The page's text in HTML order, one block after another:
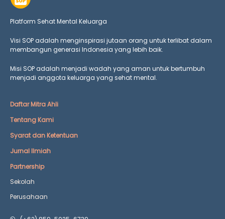
Platform Sehat Mental Keluarga
Visi SOP adalah menginspirasi jutaan orang untuk terlibat dalam
membangun generasi Indonesia yang lebih baik.
Misi SOP adalah menjadi wadah yang aman untuk bertumbuh
menjadi anggota keluarga yang sehat mental.
Daftar Mitra Ahli
Tentang Kami
Syarat dan Ketentuan
Jurnal Ilmiah
Partnership
Sekolah
Perusahaan